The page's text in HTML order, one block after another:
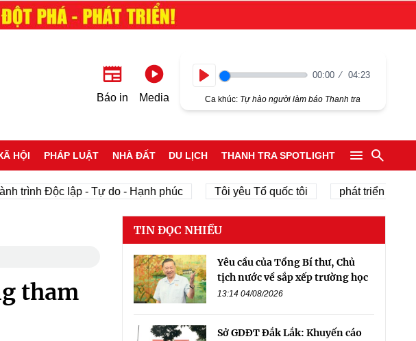
Báo in Media
00:00 04:23
Ca khúc: Tự hào người làm báo Thanh tra
HỘI PHÁP LUẬT NHÀ ĐẤT DU LỊCH THANH TRA SPOTLIGHT
trình Độc lập - Tự do - Hạnh phúc Tôi yêu Tổ quốc tôi phát triển kinh tế
tham
TIN ĐỌC NHIỀU
Yêu cầu của Tổng Bí thư, Chủ
tịch nước về sắp xếp trường học
13:14 04/08/2026
Sở GDĐT Đắk Lắk: Khuyến cáo